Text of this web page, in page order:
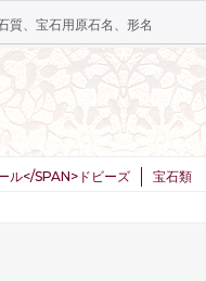
ル</SPAN>ドビーズ 宝石類